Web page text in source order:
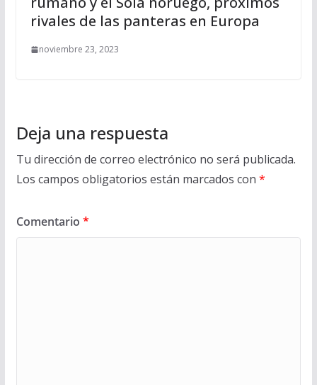
rivales de las panteras en Europa
noviembre 23, 2023
Deja una respuesta
Tu dirección de correo electrónico no será publicada.
Los campos obligatorios están marcados con *
Comentario *